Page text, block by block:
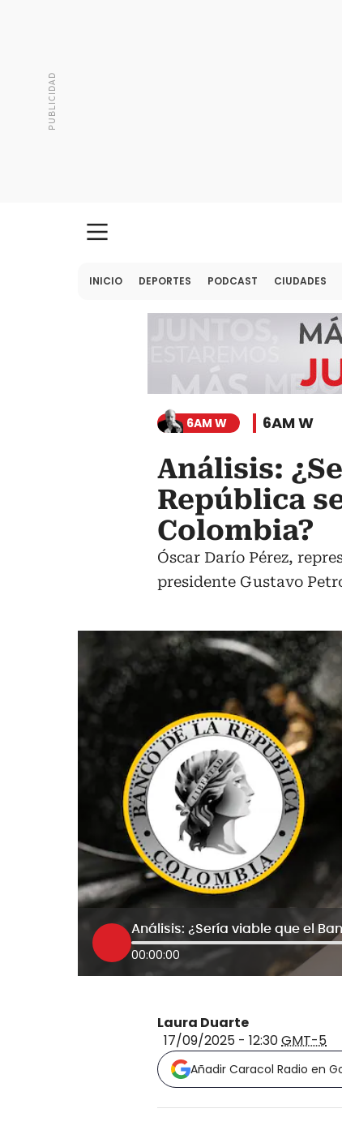
INICIO DEPORTES PODCAST CIUDADES
6AM W 6AM W
Análisis:
República
Colombia?
Óscar Darío Pérez,
presidente Gustavo
00:00:00
Laura Duarte
17/09/2025 - 12:30GMT-5
Añadir Caracol Radio en